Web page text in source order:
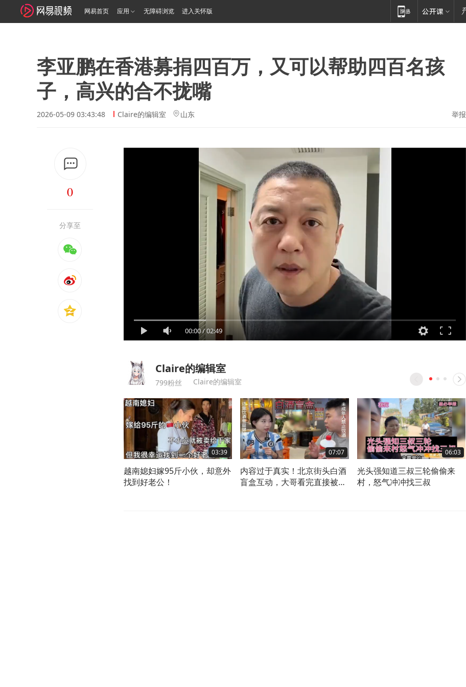
网易首页 应用 无障碍浏览 进入关怀版
李亚鹏在香港募捐四百万，又可以帮助四百名孩
子，高兴的合不拢嘴
2026-05-09 03:43:48 Claire的编辑室 山东 举报
0
分享至
00:00/02:49
Claire的编辑室
799粉丝 Claire的编辑室
03:39
越南媳妇嫁95斤小伙，却意外
找到好老公！
07:07
内容过于真实！北京街头白酒
盲盒互动，大哥看完直接被折
06:03
光头强知道三叔三轮偷偷来
村，怒气冲冲找三叔